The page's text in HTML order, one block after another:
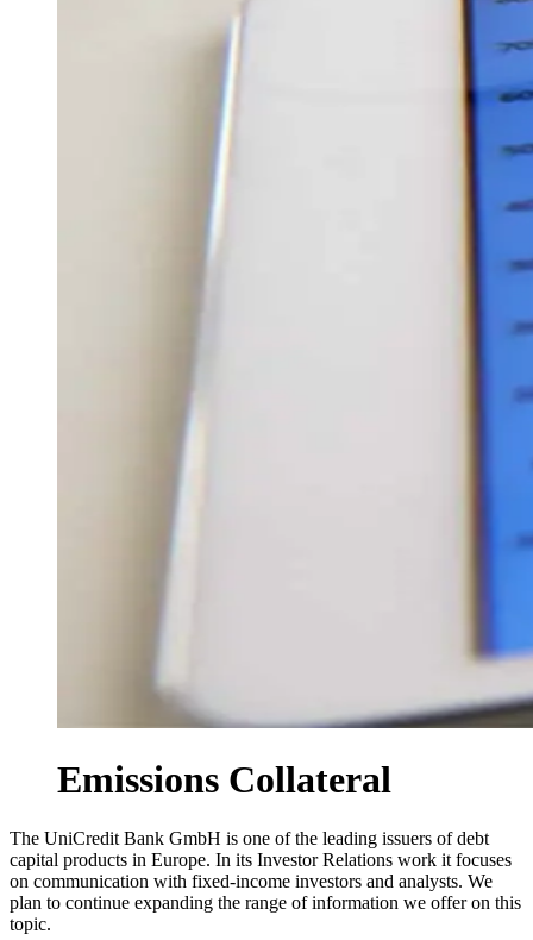
Emissions Collateral
The UniCredit Bank GmbH is one of the leading issuers of debt
capital products in Europe. In its Investor Relations work it focuses
on communication with fixed-income investors and analysts. We
plan to continue expanding the range of information we offer on this
topic.